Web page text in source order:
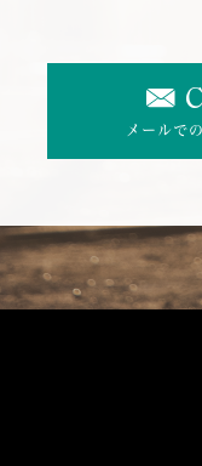
メールで